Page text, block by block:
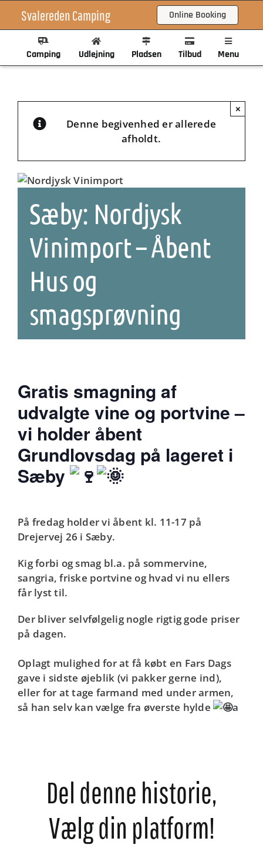
Camping Udlejning Pladsen Tilbud Menu
Online Booking
Svalereden Camping
Denne begivenhed er allerede
afholdt.
×
Sæby: Nordjysk
Vinimport – Åbent
Hus og
smagsprøvning
Gratis smagning af
udvalgte vine og portvine –
vi holder åbent
Grundlovsdag på lageret i
Sæby
På fredag holder vi åbent kl. 11-17 på
Drejervej 26 i Sæby.
Kig forbi og smag bl.a. på sommervine,
sangria, friske portvine og hvad vi nu ellers
får lyst til.
Der bliver selvfølgelig nogle rigtig gode priser
på dagen.
Oplagt mulighed for at få købt en Fars Dags
gave i sidste øjeblik (vi pakker gerne ind),
eller for at tage farmand med under armen,
så han selv kan vælge fra øverste hylde
a
Del denne historie,
Vælg din platform!